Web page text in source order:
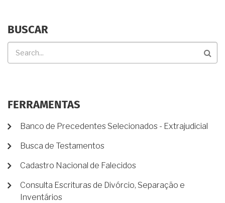
BUSCAR
FERRAMENTAS
Banco de Precedentes Selecionados - Extrajudicial
Busca de Testamentos
Cadastro Nacional de Falecidos
Consulta Escrituras de Divórcio, Separação e
Inventários